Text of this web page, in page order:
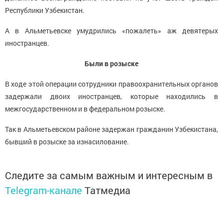
Республики Узбекистан.
А в Альметьевске умудрились «пожалеть» аж девятерых
иностранцев.
Были в розыске
В ходе этой операции сотрудники правоохранительных органов
задержали двоих иностранцев, которые находились в
межгосударственном и в федеральном розыске.
Так в Альметьевском районе задержан гражданин Узбекистана,
бывший в розыске за изнасилование.
Следите за самым важным и интересным в
Telegram-канале Татмедиа